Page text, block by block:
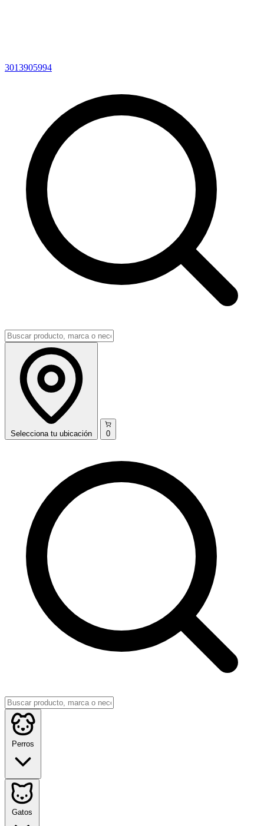
3013905994
Selecciona tu ubicación 0
Perros
Gatos